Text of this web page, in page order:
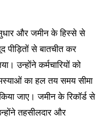
सुधार और जमीन के हिस्से से
पीड़ितों से बातचीत कर
उन्होंने कर्मचारियों को
का हल तय समय सीमा
जाए। जमीन के रिकॉर्ड से
तहसीलदार और